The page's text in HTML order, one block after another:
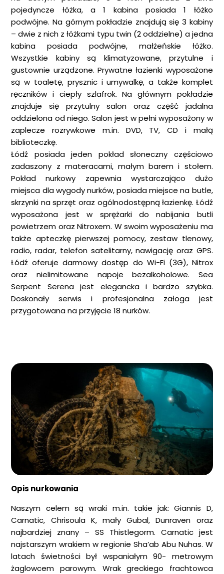
pojedyncze łóżka, a 1 kabina posiada 1 łóżko
podwójne. Na górnym pokładzie znajdują się 3 kabiny
– dwie z nich z łóżkami typu twin (2 oddzielne) a jedna
kabina posiada podwójne, małżeńskie łóżko.
Wszystkie kabiny są klimatyzowane, przytulne i
gustownie urządzone. Prywatne łazienki wyposażone
są w toaletę, prysznic i umywalkę, a także komplet
ręczników i ciepły szlafrok. Na głównym pokładzie
znajduje się przytulny salon oraz część jadalna
oddzielona od niego. Salon jest w pełni wyposażony w
zaplecze rozrywkowe m.in. DVD, TV, CD i małą
biblioteczkę.
Łódź posiada jeden pokład słoneczny częściowo
zadaszony z materacami, małym barem i stołem.
Pokład nurkowy zapewnia wystarczająco dużo
miejsca dla wygody nurków, posiada miejsce na butle,
skrzynki na sprzęt oraz ogólnodostępną łazienkę. Łódź
wyposażona jest w sprężarki do nabijania butli
powietrzem oraz Nitroxem. W swoim wyposażeniu ma
także apteczkę pierwszej pomocy, zestaw tlenowy,
radio, radar, telefon satelitarny, nawigację oraz GPS.
Łódź oferuje darmowy dostęp do Wi-Fi (3G), Nitrox
oraz nielimitowane napoje bezalkoholowe. Sea
Serpent Serena jest elegancka i bardzo szybka.
Doskonały serwis i profesjonalna załoga jest
przygotowana na przyjęcie 18 nurków.
Opis nurkowania
Naszym celem są wraki m.in. takie jak: Giannis D,
Carnatic, Chrisoula K, mały Gubal, Dunraven oraz
najbardziej znany – SS Thistlegorm. Carnatic jest
najstarszym wrakiem w regionie Sha’ab Abu Nuhas. W
latach świetności był wspaniałym 90- metrowym
żaglowcem parowym. Wrak greckiego frachtowca